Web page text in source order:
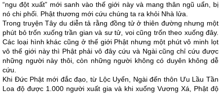
“ngu đột xuất” mới sanh vào thế giới này và mang thân ngũ uẩn, bị
nó chi phối. Phật thương mới cứu chúng ta ra khỏi Nhà lửa.
Trong truyện Tây du diễn tả rằng đồng tử ở thiên đường nhưng một
phút bỏ trốn xuống trần gian và sư tử, voi cũng trốn theo xuống đây.
Các loại hình khác cũng ở thế giới Phật nhưng một phút vô minh lọt
vô thế giới này thì Phật phải vô đây cứu và Ngài cũng chỉ cứu được
những người này thôi, còn những người không có duyên không dễ
cứu.
Khi Đức Phật mới đắc đạo, từ Lộc Uyển, Ngài đến thôn Ưu Lầu Tần
Loa độ được 1.000 người xuất gia và khi xuống Vương Xá, Phật độ